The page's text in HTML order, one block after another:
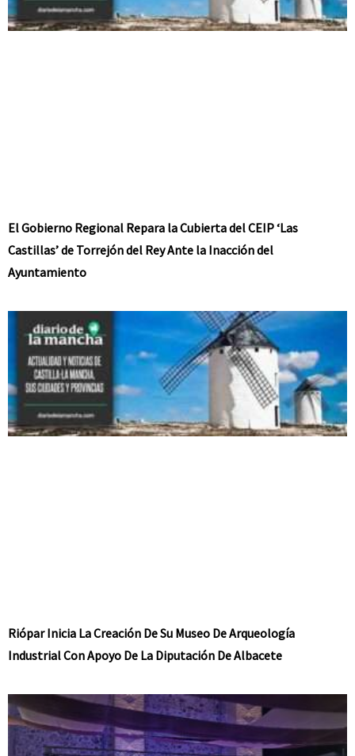
El Gobierno Regional Repara la Cubierta del CEIP ‘Las
Castillas’ de Torrejón del Rey Ante la Inacción del
Ayuntamiento
Riópar Inicia La Creación De Su Museo De Arqueología
Industrial Con Apoyo De La Diputación De Albacete